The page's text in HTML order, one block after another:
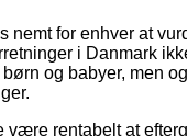
nemt for enhver at
i Danmark
og babyer, men
være rentabelt at